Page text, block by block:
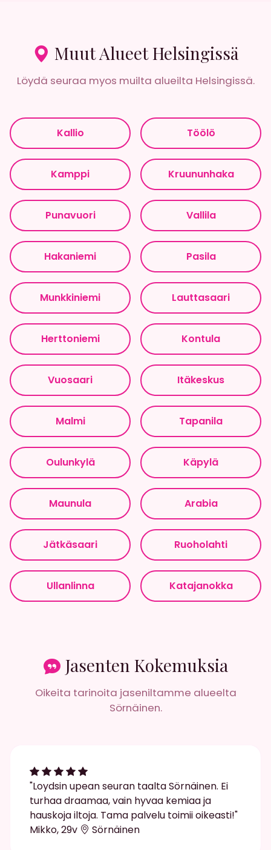
Muut Alueet Helsingissä
Löydä seuraa myos muilta alueilta Helsingissä.
Kallio Töölö
Kamppi Kruununhaka
Punavuori Vallila
Hakaniemi Pasila
Munkkiniemi Lauttasaari
Herttoniemi Kontula
Vuosaari Itäkeskus
Malmi Tapanila
Oulunkylä Käpylä
Maunula Arabia
Jätkäsaari Ruoholahti
Ullanlinna Katajanokka
Jasenten Kokemuksia
Oikeita tarinoita jaseniltamme alueelta
Sörnäinen.
"Loydsin upean seuran taalta Sörnäinen. Ei
turhaa draamaa, vain hyvaa kemiaa ja
hauskoja iltoja. Tama palvelu toimii oikeasti!"
Mikko, 29v
Sörnäinen